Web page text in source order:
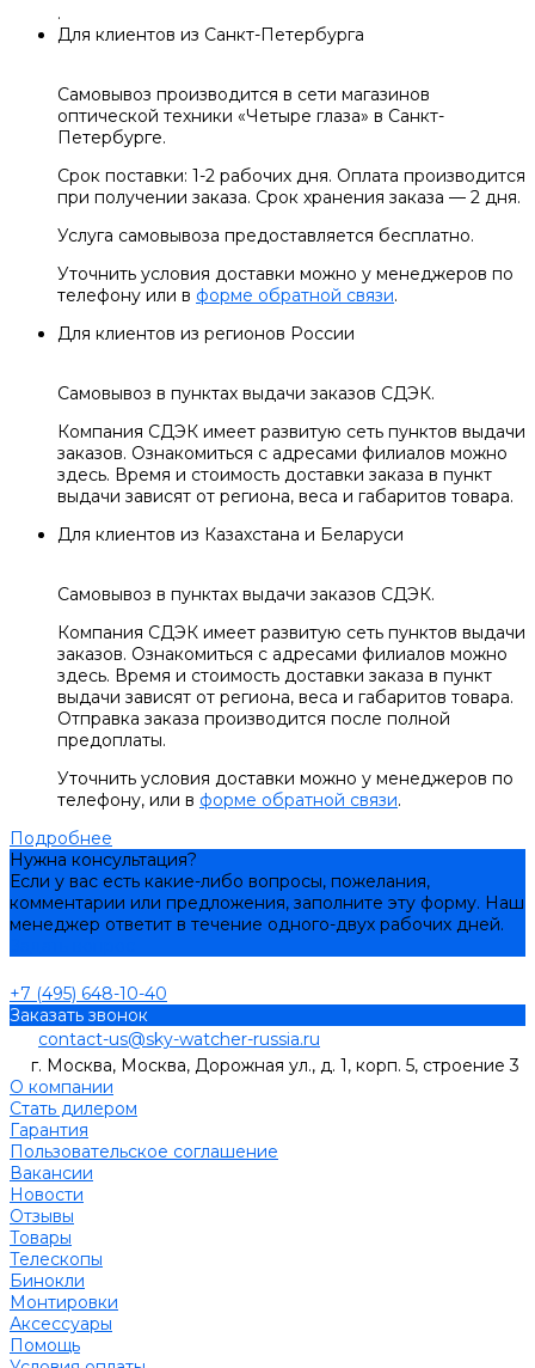
.
Для клиентов из Санкт-Петербурга
Самовывоз производится в сети магазинов
оптической техники «Четыре глаза» в Санкт-
Петербурге.
Срок поставки: 1-2 рабочих дня. Оплата производится
при получении заказа. Срок хранения заказа — 2 дня.
Услуга самовывоза предоставляется бесплатно.
Уточнить условия доставки можно у менеджеров по
телефону или в форме обратной связи.
Для клиентов из регионов России
Самовывоз в пунктах выдачи заказов СДЭК.
Компания СДЭК имеет развитую сеть пунктов выдачи
заказов. Ознакомиться с адресами филиалов можно
здесь. Время и стоимость доставки заказа в пункт
выдачи зависят от региона, веса и габаритов товара.
Для клиентов из Казахстана и Беларуси
Самовывоз в пунктах выдачи заказов СДЭК.
Компания СДЭК имеет развитую сеть пунктов выдачи
заказов. Ознакомиться с адресами филиалов можно
здесь. Время и стоимость доставки заказа в пункт
выдачи зависят от региона, веса и габаритов товара.
Отправка заказа производится после полной
предоплаты.
Уточнить условия доставки можно у менеджеров по
телефону, или в форме обратной связи.
Подробнее
Нужна консультация?
Если у вас есть какие-либо вопросы, пожелания,
комментарии или предложения, заполните эту форму. Наш
менеджер ответит в течение одного-двух рабочих дней.
+7 (495) 648-10-40
Заказать звонок
contact-us@sky-watcher-russia.ru
г. Москва, Москва, Дорожная ул., д. 1, корп. 5, строение 3
О компании
Стать дилером
Гарантия
Пользовательское соглашение
Вакансии
Новости
Отзывы
Товары
Телескопы
Бинокли
Монтировки
Аксессуары
Помощь